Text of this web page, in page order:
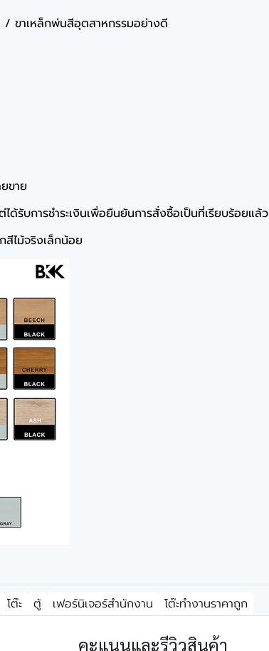
/ ขาเหล็กพ่นสีอุตสาหกรรมอย่างดี
ขาย
ด้รับการชำระเงินเพื่อยืนยันการสั่งซื้อเป็นที่เรียบร้อยแล้ว
ไม้จริงเล็กน้อย
โต๊ะ ตู้ เฟอร์นิเจอร์สำนักงาน โต๊ะทำงานราคาถูก
คะแนนและรีวิวสินค้า